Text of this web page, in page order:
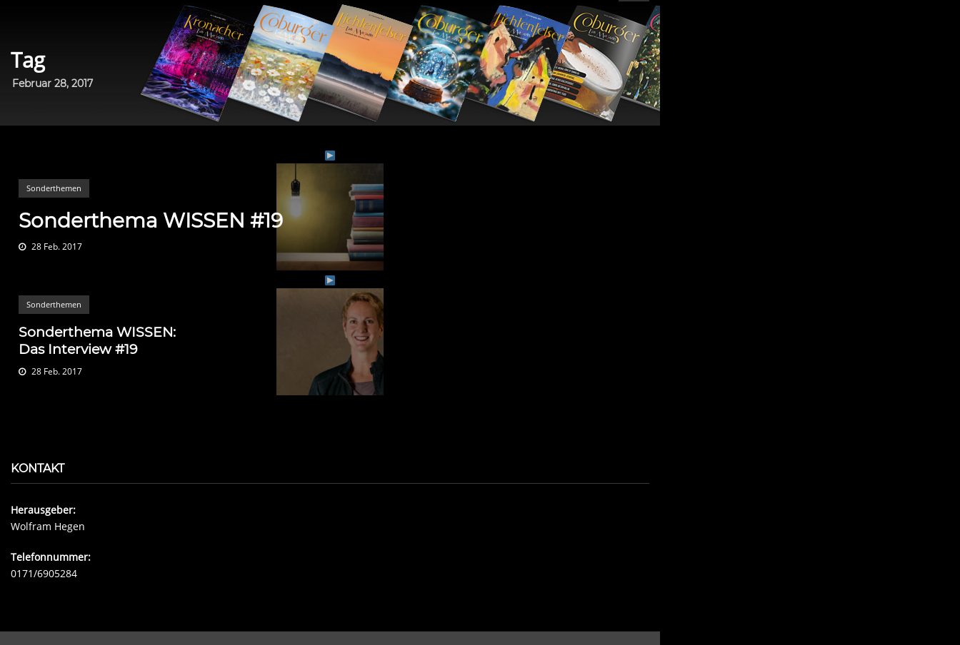
Tag
Februar 28, 2017
Sonderthemen
Sonderthema WISSEN #19
28 Feb. 2017
Sonderthemen
Sonderthema WISSEN:
Das Interview #19
28 Feb. 2017
KONTAKT
Herausgeber:
Wolfram Hegen
Telefonnummer:
0171/6905284